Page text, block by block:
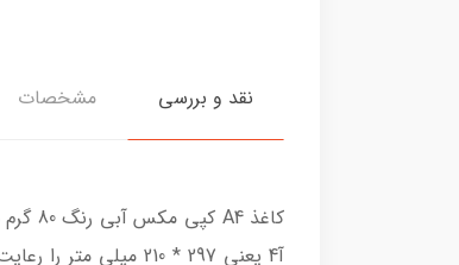
نقد و بررسی مشخصات